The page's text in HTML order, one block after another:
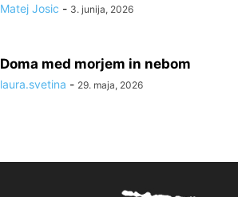
Matej Josic - 3. junija, 2026
Doma med morjem in nebom
laura.svetina - 29. maja, 2026